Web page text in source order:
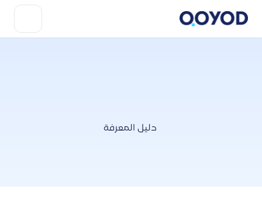
دليل المعرفة